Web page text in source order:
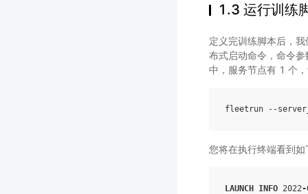
1.3 运行训练
定义完训练脚本后，
布式启动命令，命令
中，服务节点有 1 个
fleetrun --
您将在执行终端看到
LAUNCH INFO 2022-